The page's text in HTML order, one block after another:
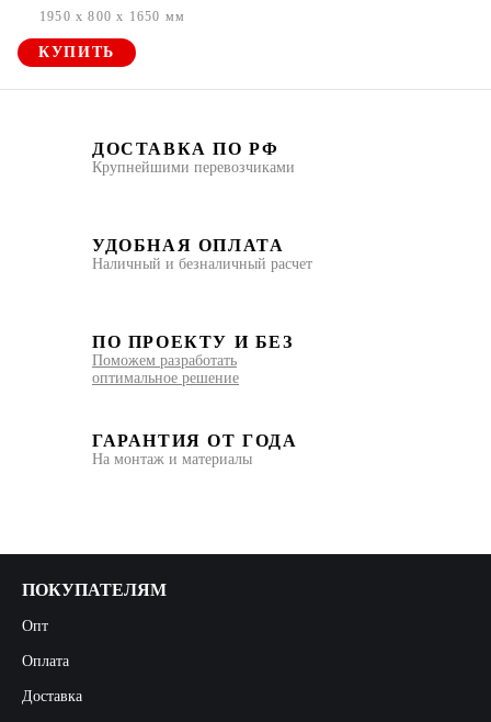
1950 x 800 x 1650 мм
КУПИТЬ
ДОСТАВКА ПО РФ
Крупнейшими перевозчиками
УДОБНАЯ ОПЛАТА
Наличный и безналичный расчет
ПО ПРОЕКТУ И БЕЗ
Поможем разработать
оптимальное решение
ГАРАНТИЯ ОТ ГОДА
На монтаж и материалы
ПОКУПАТЕЛЯМ
Опт
Оплата
Доставка